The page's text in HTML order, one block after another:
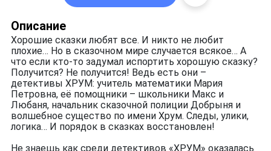
Описание
Хорошие сказки любят все. И никто не любит
плохие… Но в сказочном мире случается всякое… А
что если кто-то задумал испортить хорошую сказку?
Получится? Не получится! Ведь есть они –
детективы ХРУМ: учитель математики Мария
Петровна, её помощники – школьники Макс и
Любаня, начальник сказочной полиции Добрыня и
волшебное существо по имени Хрум. Следы, улики,
логика… И порядок в сказках восстановлен!
Не знаешь как среди детективов «ХРУМ» оказалась